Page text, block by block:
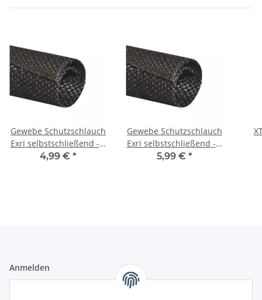
Gewebe Schutzschlauch
Exri selbstschließend - 5
mm
4,99 € *
Gewebe Schutzschlauch
Exri selbstschließend - 8
mm
5,99 € *
Anmelden
markierten Felder sind Pflichtfelder.